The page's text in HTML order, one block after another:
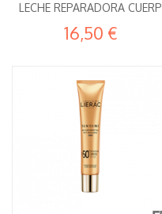
LECHE REPARADORA CUERP
16,50 €